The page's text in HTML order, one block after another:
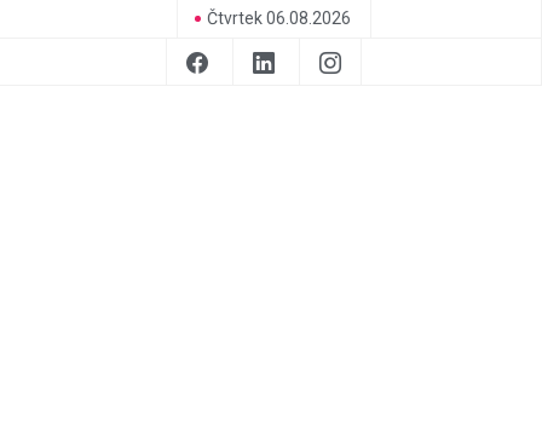
Čtvrtek 06.08.2026